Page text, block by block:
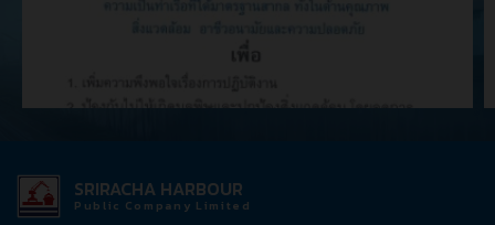
SRIRACHA HARBOUR
Public Company Limited